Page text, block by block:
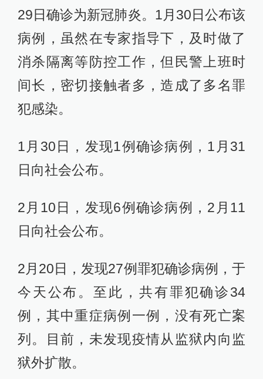
29日确诊为新冠肺炎。1月30日公布该
病例，虽然在专家指导下，及时做了
消杀隔离等防控工作，但民警上班时
间长，密切接触者多，造成了多名罪
犯感染。
1月30日，发现1例确诊病例，1月31
日向社会公布。
2月10日，发现6例确诊病例，2月11
日向社会公布。
2月20日，发现27例罪犯确诊病例，于
今天公布。至此，共有罪犯确诊34
例，其中重症病例一例，没有死亡案
列。目前，未发现疫情从监狱内向监
狱外扩散。